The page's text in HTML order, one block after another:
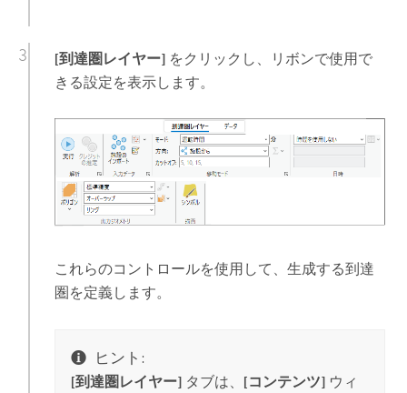
[到達圏レイヤー]をクリックし、リボンで使用で
きる設定を表示します。
これらのコントロールを使用して、生成する到達
圏を定義します。
ヒント:
[到達圏レイヤー]タブは、 [コンテンツ]ウィ